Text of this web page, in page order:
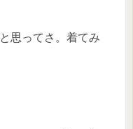
思ってさ。着てみ